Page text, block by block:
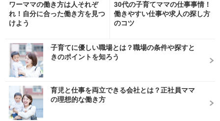
ワーママの働き方は人それぞ
れ！自分に合った働き方を見つ
けよう
30代の子育てママの仕事事情！
働きやすい仕事や求人の探し方
のコツ
子育てに優しい職場とは？職場の条件や探すと
きのポイントを知ろう
育児と仕事を両立できる会社とは？正社員ママ
の理想的な働き方